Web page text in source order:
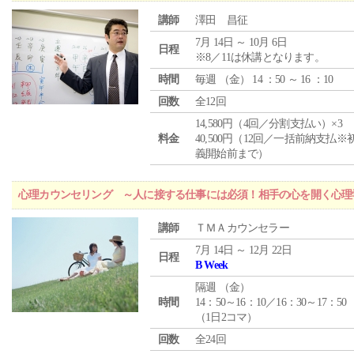
講師 澤田 昌征
日程
7月 14日 ～ 10月 6日
※8／11は休講となります。
時間
毎週 （金） 14 ：50 ～ 16 ：10
回数
全12回
料金
14,580円（4回／分割支払い）×3
40,500円（12回／一括前納支払※
義開始前まで）
心理カウンセリング ～人に接する仕事には必須！相手の心を開く心理
講師 ＴＭＡカウンセラー
日程
7月 14日 ～ 12月 22日
B Week
時間
隔週 （金）
14：50～16：10／16：30～17：50
（1日2コマ）
回数
全24回